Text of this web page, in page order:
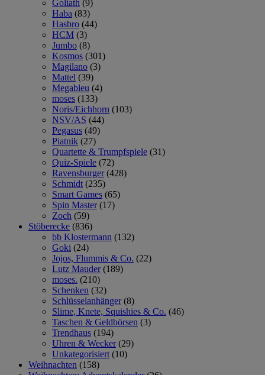
Goliath (9)
Haba (83)
Hasbro (44)
HCM (3)
Jumbo (8)
Kosmos (301)
Magilano (3)
Mattel (39)
Megableu (4)
moses (133)
Noris/Eichhorn (103)
NSV/AS (44)
Pegasus (49)
Piatnik (27)
Quartette & Trumpfspiele (31)
Quiz-Spiele (72)
Ravensburger (428)
Schmidt (235)
Smart Games (65)
Spin Master (17)
Zoch (59)
Stöberecke (836)
bb Klostermann (132)
Goki (24)
Jojos, Flummis & Co. (22)
Lutz Mauder (189)
moses. (210)
Schenken (32)
Schlüsselanhänger (8)
Slime, Knete, Squishies & Co. (46)
Taschen & Geldbörsen (3)
Trendhaus (194)
Uhren & Wecker (29)
Unkategorisiert (10)
Weihnachten (158)